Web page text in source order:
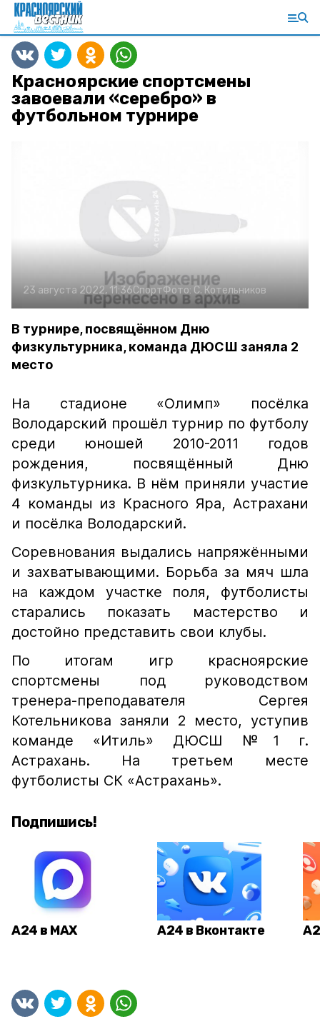
Красноярские спортсмены
завоевали «серебро» в
футбольном турнире
23 августа 2022, 11:36СпортФото: С. Котельников
В турнире, посвящённом Дню
физкультурника, команда ДЮСШ заняла 2
место
На стадионе «Олимп» посёлка
Володарский прошёл турнир по футболу
среди юношей 2010-2011 годов
рождения, посвящённый Дню
физкультурника. В нём приняли участие
4 команды из Красного Яра, Астрахани
и посёлка Володарский.
Соревнования выдались напряжёнными
и захватывающими. Борьба за мяч шла
на каждом участке поля, футболисты
старались показать мастерство и
достойно представить свои клубы.
По итогам игр красноярские
спортсмены под руководством
тренера-преподавателя Сергея
Котельникова заняли 2 место, уступив
команде «Итиль» ДЮСШ №1 г.
Астрахань. На третьем месте
футболисты СК «Астрахань».
Подпишись!
А24 в MAX А24 в Вконтакте